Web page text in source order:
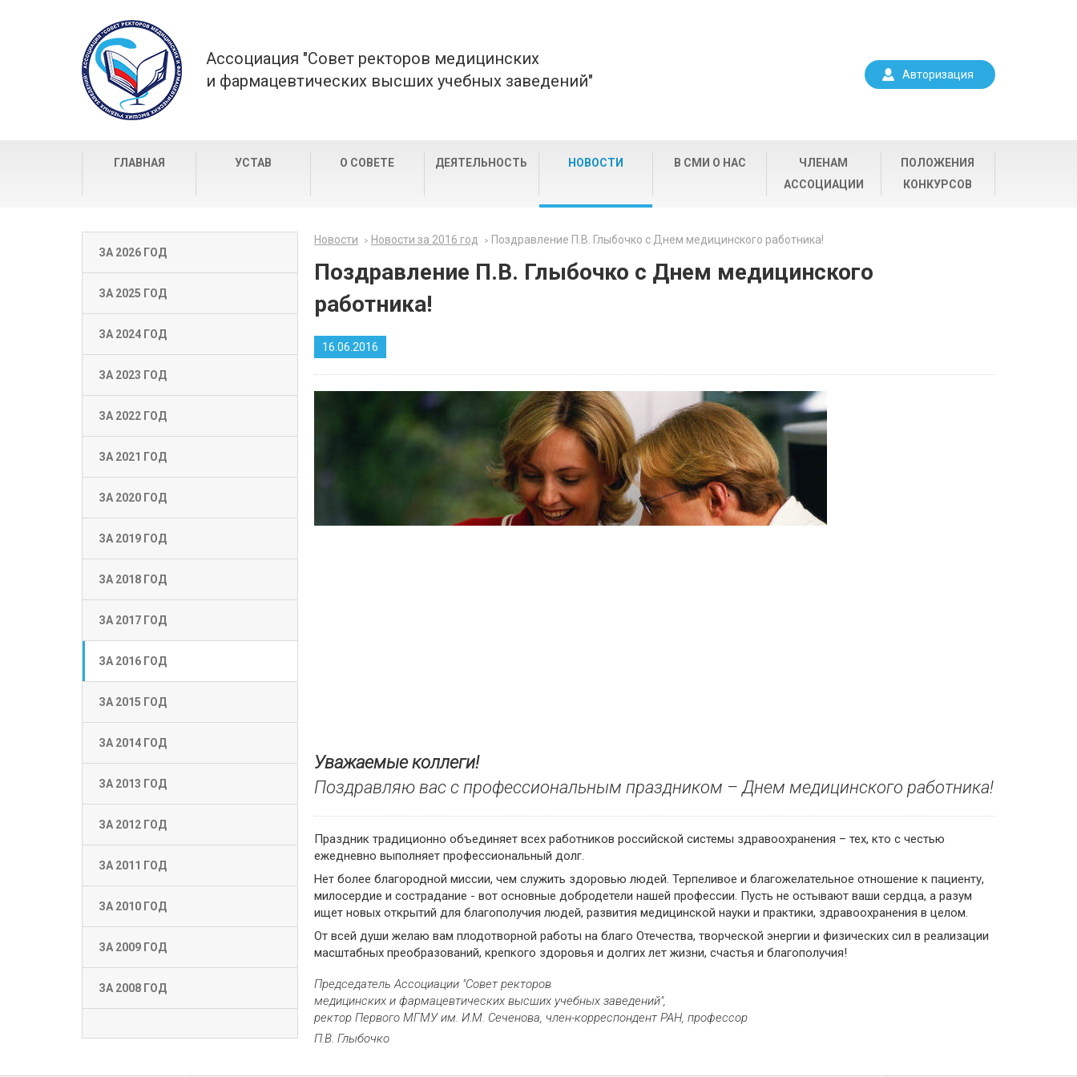
Ассоциация "Совет ректоров медицинских
и фармацевтических высших учебных заведений"
Авторизация
ГЛАВНАЯ УСТАВ О СОВЕТЕ ДЕЯТЕЛЬНОСТЬ НОВОСТИ В СМИ О НАС
ЧЛЕНАМ
АССОЦИАЦИИ
ПОЛОЖЕНИЯ
КОНКУРСОВ
ЗА 2026 ГОД
ЗА 2025 ГОД
ЗА 2024 ГОД
ЗА 2023 ГОД
ЗА 2022 ГОД
ЗА 2021 ГОД
ЗА 2020 ГОД
ЗА 2019 ГОД
ЗА 2018 ГОД
ЗА 2017 ГОД
ЗА 2016 ГОД
ЗА 2015 ГОД
ЗА 2014 ГОД
ЗА 2013 ГОД
ЗА 2012 ГОД
ЗА 2011 ГОД
ЗА 2010 ГОД
ЗА 2009 ГОД
ЗА 2008 ГОД
Новости Новости за 2016 год Поздравление П.В. Глыбочко с Днем медицинского работника!
Поздравление П.В. Глыбочко с Днем медицинского
работника!
16.06.2016
Уважаемые коллеги!
Поздравляю вас с профессиональным праздником – Днем медицинского работника!
Праздник традиционно объединяет всех работников российской системы здравоохранения – тех, кто с честью
ежедневно выполняет профессиональный долг.
Нет более благородной миссии, чем служить здоровью людей. Терпеливое и благожелательное отношение к пациенту,
милосердие и сострадание - вот основные добродетели нашей профессии. Пусть не остывают ваши сердца, а разум
ищет новых открытий для благополучия людей, развития медицинской науки и практики, здравоохранения в целом.
От всей души желаю вам плодотворной работы на благо Отечества, творческой энергии и физических сил в реализации
масштабных преобразований, крепкого здоровья и долгих лет жизни, счастья и благополучия!
Председатель Ассоциации "Совет ректоров
медицинских и фармацевтических высших учебных заведений",
ректор Первого МГМУ им. И.М. Сеченова, член-корреспондент РАН, профессор
П.В. Глыбочко